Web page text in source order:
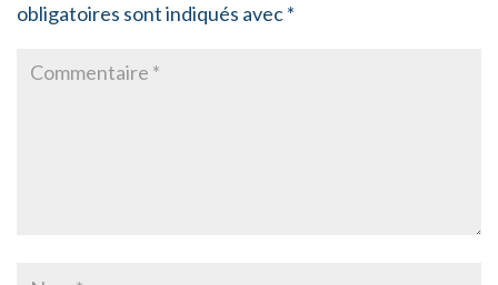
obligatoires sont indiqués avec*